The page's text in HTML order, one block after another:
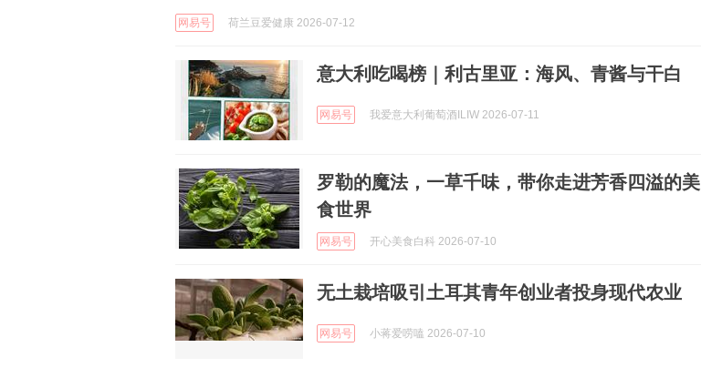
网易号 荷兰豆爱健康 2026-07-12
意大利吃喝榜｜利古里亚：海风、青酱与干白
网易号 我爱意大利葡萄酒ILIW 2026-07-11
罗勒的魔法，一草千味，带你走进芳香四溢的美
食世界
网易号 开心美食白科 2026-07-10
无土栽培吸引土耳其青年创业者投身现代农业
网易号 小蒋爱唠嗑 2026-07-10